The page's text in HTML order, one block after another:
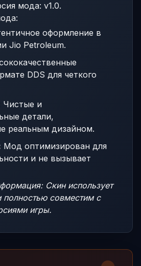
мода: v1.0.
оформление в
Jio Petroleum.
DDS для четкого
Чистые и
детали,
реальным дизайном.
Мод оптимизирован для
и не вызывает
Скин использует
полностью совместим с
игры.